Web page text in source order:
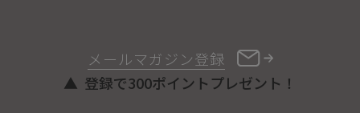
メールマガジン登録
登録で300ポイントプレゼント！